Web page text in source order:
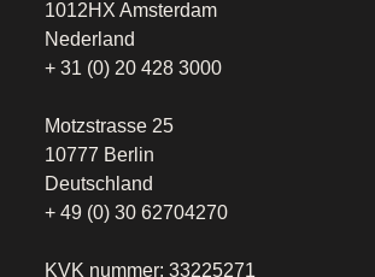
1012HX Amsterdam
Nederland
+ 31 (0) 20 428 3000
Motzstrasse 25
10777 Berlin
Deutschland
+ 49 (0) 30 62704270
KVK nummer: 33225271